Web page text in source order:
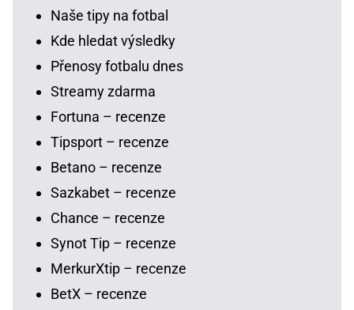
Naše tipy na fotbal
Kde hledat výsledky
Přenosy fotbalu dnes
Streamy zdarma
Fortuna – recenze
Tipsport – recenze
Betano – recenze
Sazkabet – recenze
Chance – recenze
Synot Tip – recenze
MerkurXtip – recenze
BetX – recenze